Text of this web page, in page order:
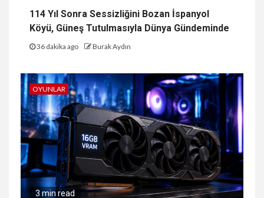
114 Yıl Sonra Sessizliğini Bozan İspanyol
Köyü, Güneş Tutulmasıyla Dünya Gündeminde
36 dakika ago Burak Aydın
OYUNLAR
3 min read